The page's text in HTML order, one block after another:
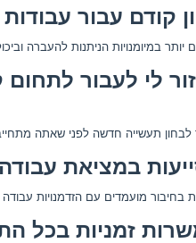
לי לעבור לתחום